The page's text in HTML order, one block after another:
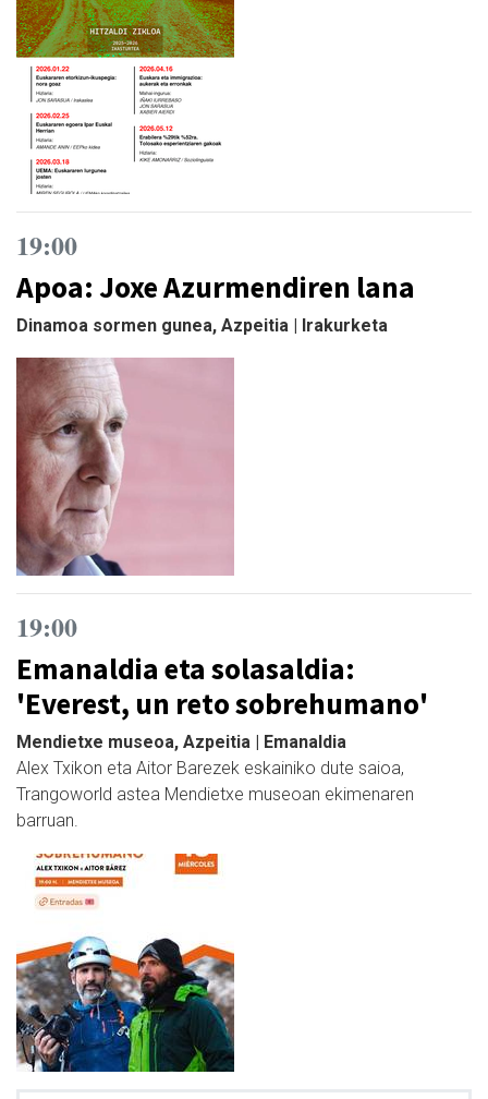
19:00
Apoa: Joxe Azurmendiren lana
Dinamoa sormen gunea, Azpeitia | Irakurketa
19:00
Emanaldia eta solasaldia:
'Everest, un reto sobrehumano'
Mendietxe museoa, Azpeitia | Emanaldia
Alex Txikon eta Aitor Barezek eskainiko dute saioa,
Trangoworld astea Mendietxe museoan ekimenaren
barruan.